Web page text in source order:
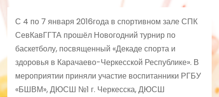
С 4 по 7 января 2016года в спортивном зале СПК
СевКавГГТА прошёл Новогодний турнир по
баскетболу, посвященный «Декаде спорта и
здоровья в Карачаево-Черкесской Республике». В
мероприятии приняли участие воспитанники РГБУ
«БШВМ», ДЮСШ №1 г. Черкесска, ДЮСШ